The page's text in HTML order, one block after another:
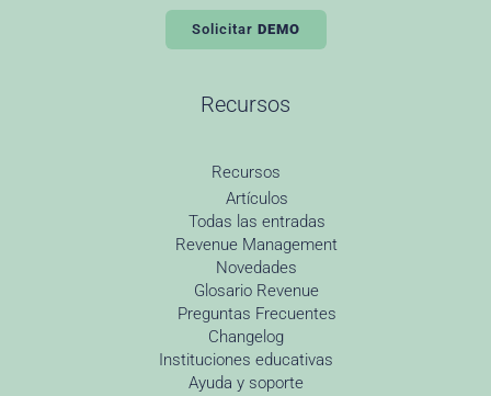
Solicitar DEMO
Recursos
Recursos
Artículos
Todas las entradas
Revenue Management
Novedades
Glosario Revenue
Preguntas Frecuentes
Changelog
Instituciones educativas
Ayuda y soporte